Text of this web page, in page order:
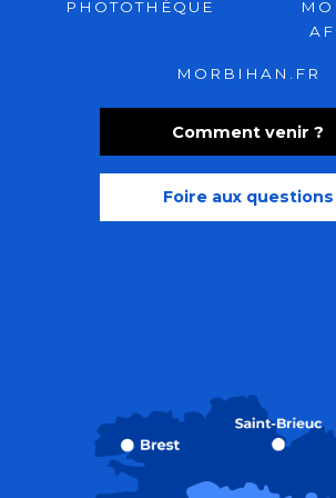
Comment venir ?
Foire aux questions
PHOTOTHÈQUE
MORBIHAN.FR